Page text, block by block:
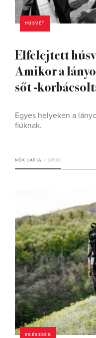
HÚSVÉT
Elfelejtett
Amikor a
sőt -
Egyes helyeken a
fiúknak.
NŐK LAPJA 3 PERC
EGÉSZSÉG